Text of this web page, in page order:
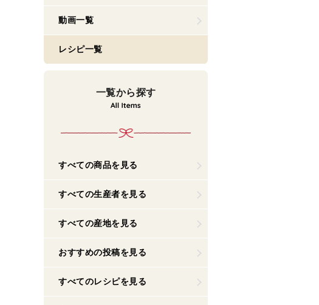
動画一覧
レシピ一覧
一覧から探す
すべての商品を見る
すべての生産者を見る
すべての産地を見る
おすすめの投稿を見る
すべてのレシピを見る